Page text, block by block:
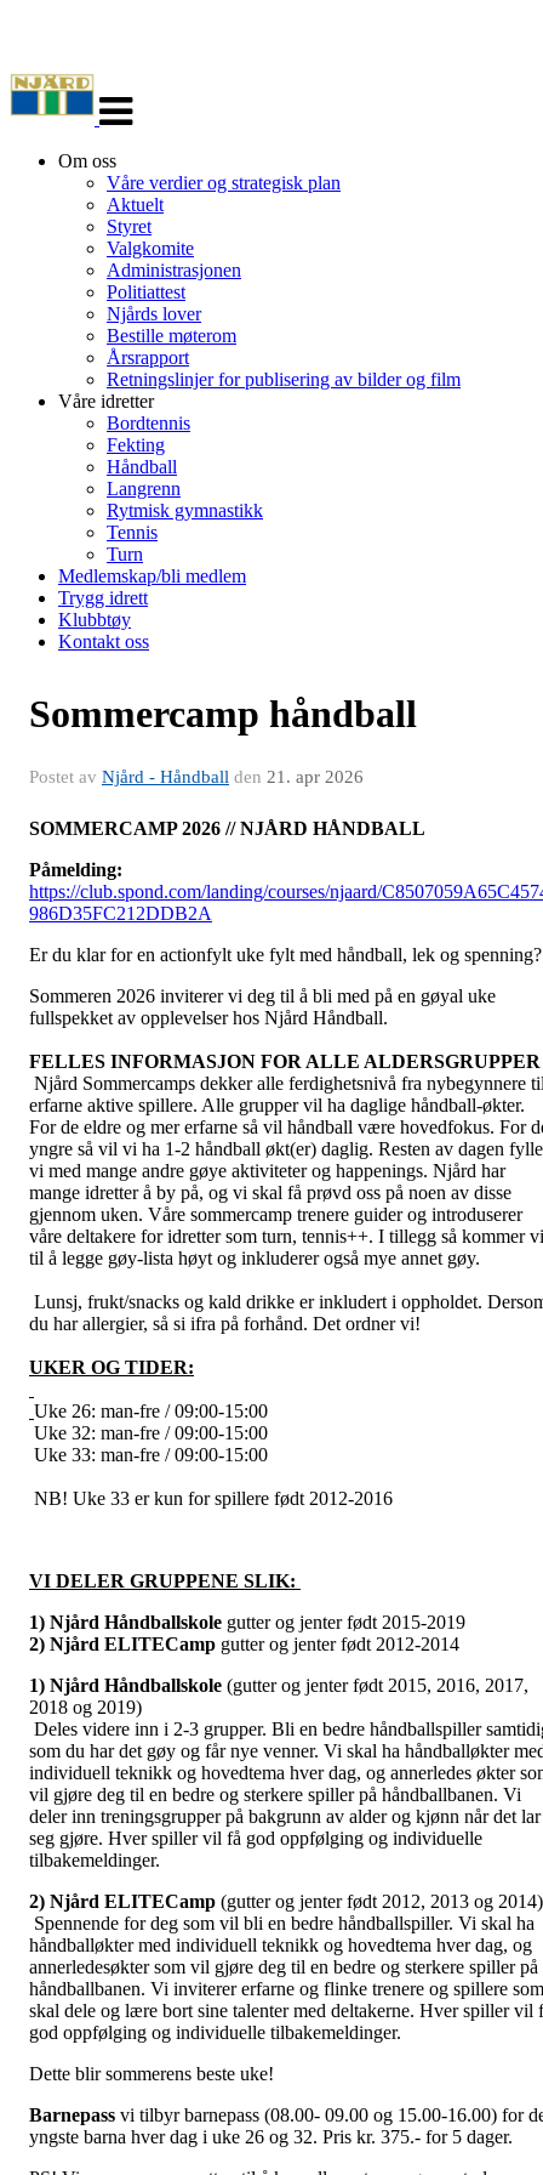
navigasjon
Om oss
Våre verdier og strategisk plan
Aktuelt
Styret
Valgkomite
Administrasjonen
Politiattest
Njårds lover
Bestille møterom
Årsrapport
Retningslinjer for publisering av bilder og film
Våre idretter
Bordtennis
Fekting
Håndball
Langrenn
Rytmisk gymnastikk
Tennis
Turn
Medlemskap/bli medlem
Trygg idrett
Klubbtøy
Kontakt oss
Sommercamp håndball
Postet av Njård - Håndball den 21. apr 2026
SOMMERCAMP 2026 // NJÅRD HÅNDBALL
Påmelding:
https://club.spond.com/landing/courses/njaard/
986D35FC212DDB2A
Er du klar for en actionfylt uke fylt med håndball, lek og spenning?
Sommeren 2026 inviterer vi deg til å bli med på en gøyal uke
fullspekket av opplevelser hos Njård Håndball.
FELLES INFORMASJON FOR ALLE ALDERSGRUPPER
Njård Sommercamps dekker alle ferdighetsnivå fra nybegynnere
erfarne aktive spillere. Alle grupper vil ha daglige håndball-økter.
For de eldre og mer erfarne så vil håndball være hovedfokus. For
yngre så vil vi ha 1-2 håndball økt(er) daglig. Resten av dagen
vi med mange andre gøye aktiviteter og happenings. Njård har
mange idretter å by på, og vi skal få prøvd oss på noen av disse
gjennom uken. Våre sommercamp trenere guider og introduserer
våre deltakere for idretter som turn, tennis++. I tillegg så kommer vi
til å legge gøy-lista høyt og inkluderer også mye annet gøy.
Lunsj, frukt/snacks og kald drikke er inkludert i oppholdet.
du har allergier, så si ifra på forhånd. Det ordner vi!
UKER OG TIDER:
Uke 26: man-fre / 09:00-15:00
Uke 32: man-fre / 09:00-15:00
Uke 33: man-fre / 09:00-15:00
NB! Uke 33 er kun for spillere født 2012-2016
VI DELER GRUPPENE SLIK:
1) Njård Håndballskole gutter og jenter født 2015-2019
2) Njård ELITECamp gutter og jenter født 2012-2014
1) Njård Håndballskole (gutter og jenter født 2015, 2016, 2017,
2018 og 2019)
Deles videre inn i 2-3 grupper. Bli en bedre håndballspiller
som du har det gøy og får nye venner. Vi skal ha håndballøkter
individuell teknikk og hovedtema hver dag, og annerledes økter
vil gjøre deg til en bedre og sterkere spiller på håndballbanen. Vi
deler inn treningsgrupper på bakgrunn av alder og kjønn når det lar
seg gjøre. Hver spiller vil få god oppfølging og individuelle
tilbakemeldinger.
2) Njård ELITECamp (gutter og jenter født 2012, 2013 og
Spennende for deg som vil bli en bedre håndballspiller. Vi skal ha
håndballøkter med individuell teknikk og hovedtema hver dag, og
annerledesøkter som vil gjøre deg til en bedre og sterkere spiller på
håndballbanen. Vi inviterer erfarne og flinke trenere og spillere som
skal dele og lære bort sine talenter med deltakerne. Hver spiller vil
god oppfølging og individuelle tilbakemeldinger.
Dette blir sommerens beste uke!
Barnepass vi tilbyr barnepass (08.00- 09.00 og 15.00-16.00) for
yngste barna hver dag i uke 26 og 32. Pris kr. 375.- for 5 dager.